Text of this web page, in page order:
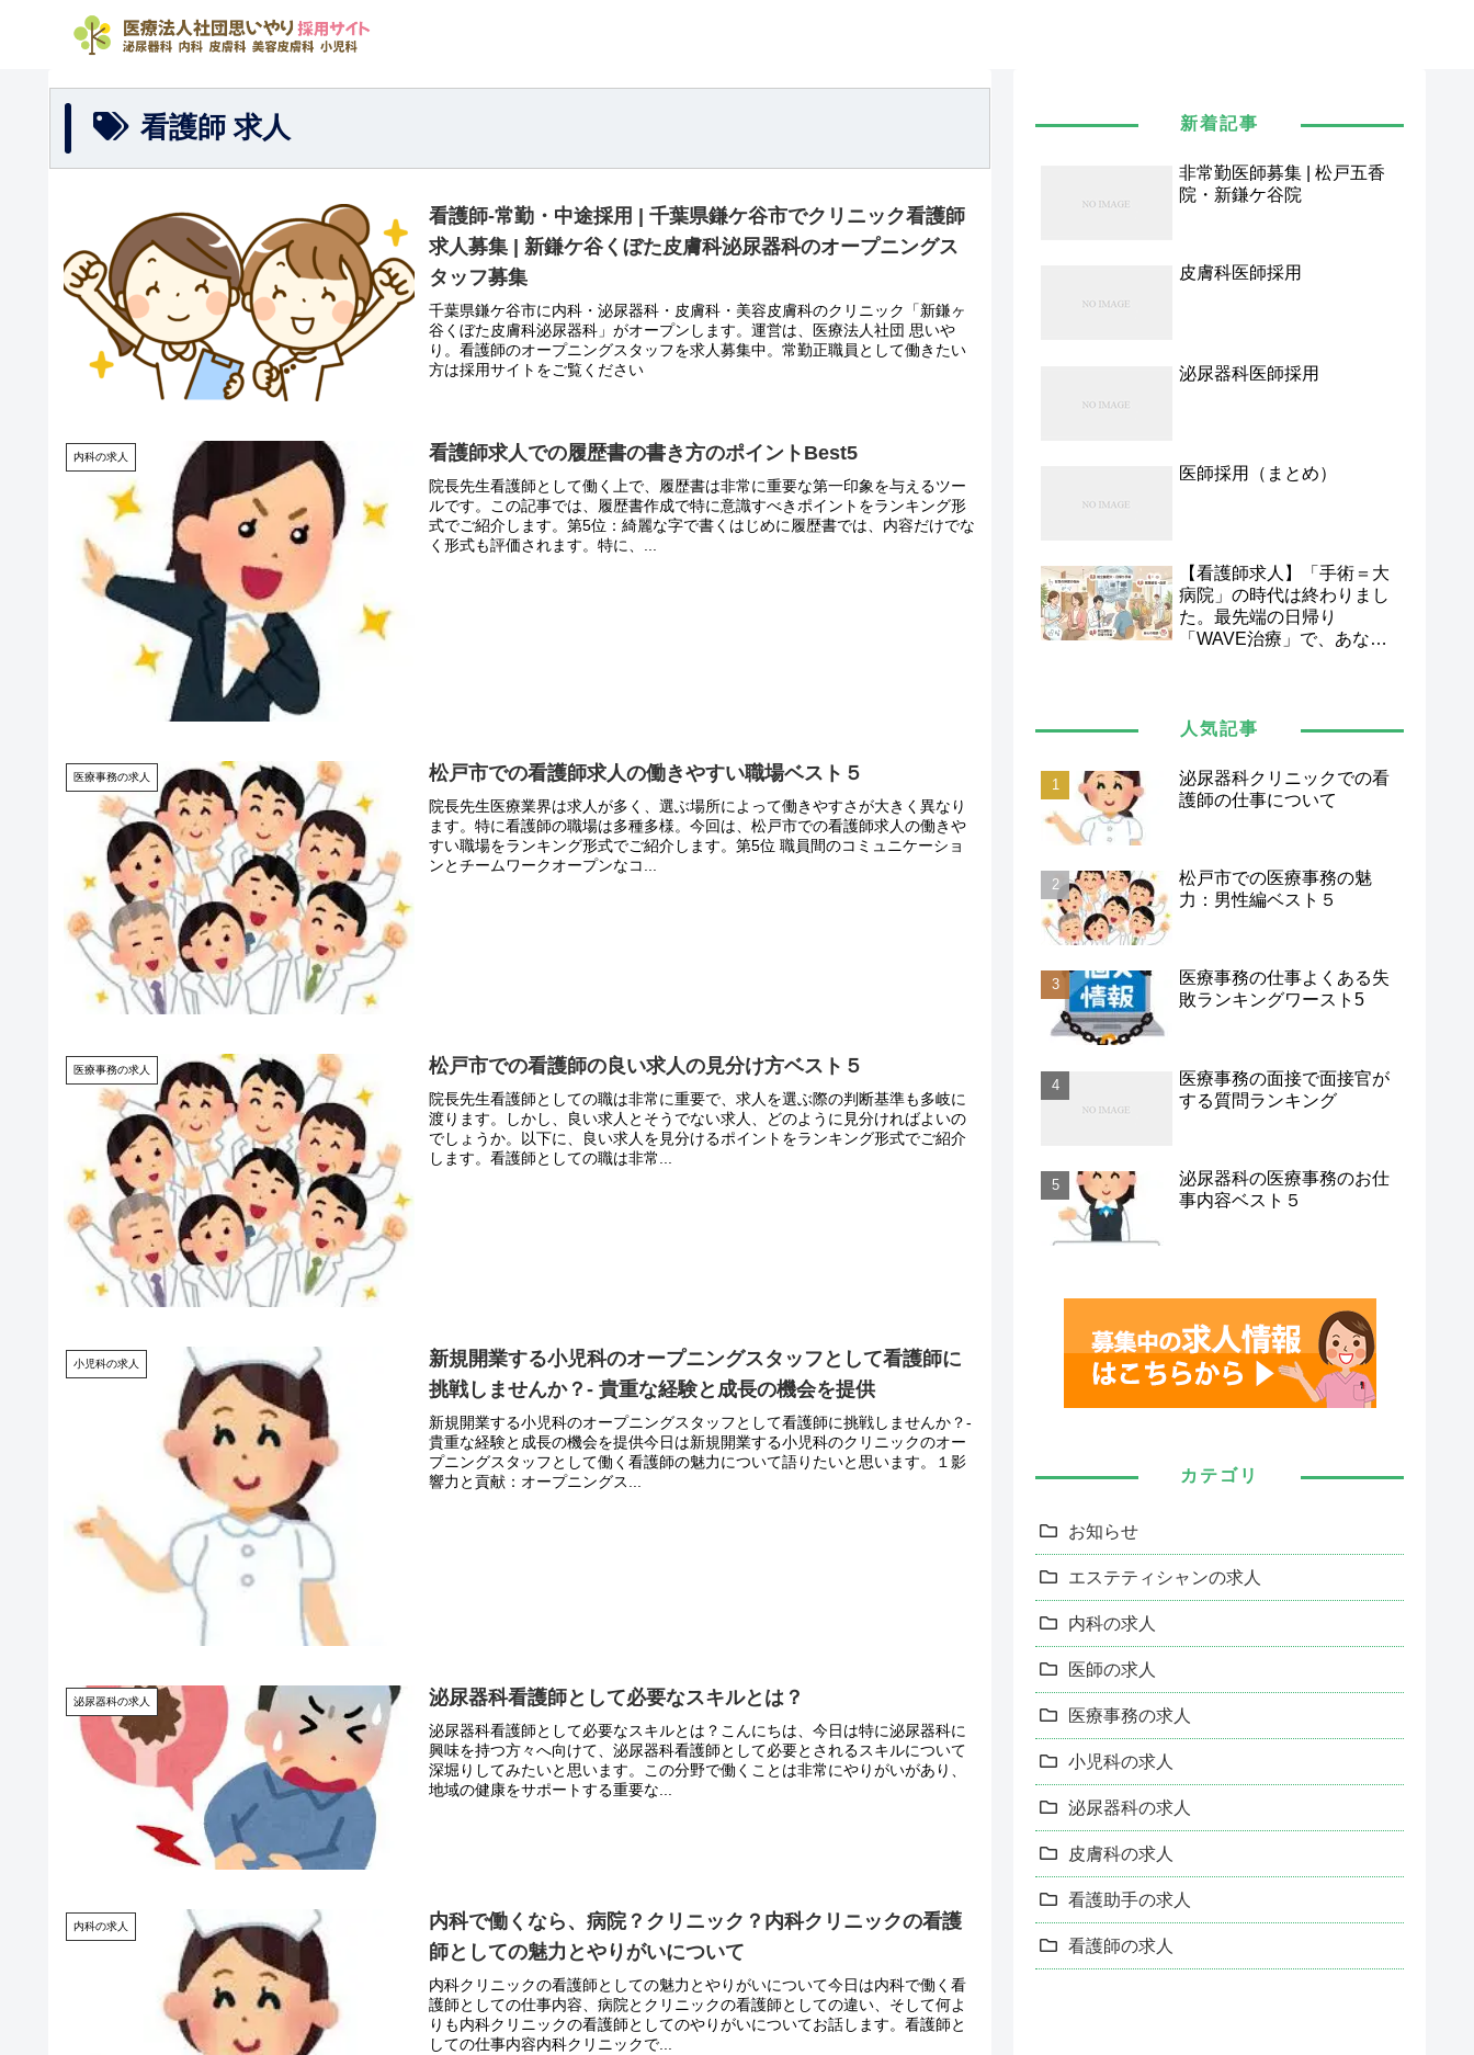
看護師 求人
看護師-常勤・中途採用 | 千葉県鎌ケ谷市でクリニック看護師
求人募集 | 新鎌ケ谷くぼた皮膚科泌尿器科のオープニングス
タッフ募集
千葉県鎌ケ谷市に内科・泌尿器科・皮膚科・美容皮膚科のクリニック「新鎌ヶ
谷くぼた皮膚科泌尿器科」がオープンします。運営は、医療法人社団 思いや
り。看護師のオープニングスタッフを求人募集中。常勤正職員として働きたい
方は採用サイトをご覧ください
内科の求人 看護師求人での履歴書の書き方のポイントBest5
院長先生看護師として働く上で、履歴書は非常に重要な第一印象を与えるツー
ルです。この記事では、履歴書作成で特に意識すべきポイントをランキング形
式でご紹介します。第5位：綺麗な字で書くはじめに履歴書では、内容だけでな
く形式も評価されます。特に、...
医療事務の求人 松戸市での看護師求人の働きやすい職場ベスト５
院長先生医療業界は求人が多く、選ぶ場所によって働きやすさが大きく異なり
ます。特に看護師の職場は多種多様。今回は、松戸市での看護師求人の働きや
すい職場をランキング形式でご紹介します。第5位 職員間のコミュニケーショ
ンとチームワークオープンなコ...
医療事務の求人 松戸市での看護師の良い求人の見分け方ベスト５
院長先生看護師としての職は非常に重要で、求人を選ぶ際の判断基準も多岐に
渡ります。しかし、良い求人とそうでない求人、どのように見分ければよいの
でしょうか。以下に、良い求人を見分けるポイントをランキング形式でご紹介
します。看護師としての職は非常...
小児科の求人
新規開業する小児科のオープニングスタッフとして看護師に
挑戦しませんか？- 貴重な経験と成長の機会を提供
新規開業する小児科のオープニングスタッフとして看護師に挑戦しませんか？-
貴重な経験と成長の機会を提供今日は新規開業する小児科のクリニックのオー
プニングスタッフとして働く看護師の魅力について語りたいと思います。１影
響力と貢献：オープニングス...
泌尿器科の求人 泌尿器科看護師として必要なスキルとは？
泌尿器科看護師として必要なスキルとは？こんにちは、今日は特に泌尿器科に
興味を持つ方々へ向けて、泌尿器科看護師として必要とされるスキルについて
深堀りしてみたいと思います。この分野で働くことは非常にやりがいがあり、
地域の健康をサポートする重要な...
内科の求人
内科で働くなら、病院？クリニック？内科クリニックの看護
師としての魅力とやりがいについて
内科クリニックの看護師としての魅力とやりがいについて今日は内科で働く看
護師としての仕事内容、病院とクリニックの看護師としての違い、そして何よ
りも内科クリニックの看護師としてのやりがいについてお話します。看護師と
しての仕事内容内科クリニックで...
新着記事
非常勤医師募集 | 松戸五香
院・新鎌ケ谷院
皮膚科医師採用
泌尿器科医師採用
医師採用（まとめ）
【看護師求人】「手術＝大
病院」の時代は終わりまし
た。最先端の日帰り
「WAVE治療」で、あなた
人気記事
泌尿器科クリニックでの看
護師の仕事について
松戸市での医療事務の魅
力：男性編ベスト５
医療事務の仕事よくある失
敗ランキングワースト5
医療事務の面接で面接官が
する質問ランキング
泌尿器科の医療事務のお仕
事内容ベスト５
カテゴリ
お知らせ
エステティシャンの求人
内科の求人
医師の求人
医療事務の求人
小児科の求人
泌尿器科の求人
皮膚科の求人
看護助手の求人
看護師の求人